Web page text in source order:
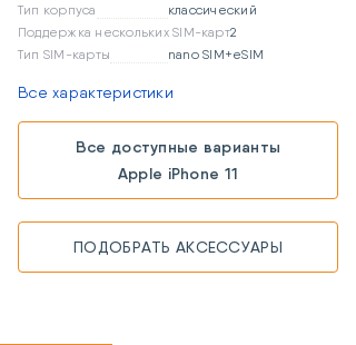
Тип корпуса
классический
Поддержка нескольких SIM-карт2
Тип SIM-карты
nano SIM+eSIM
Все характеристики
Все доступные варианты
Apple iPhone 11
ПОДОБРАТЬ АКСЕССУАРЫ